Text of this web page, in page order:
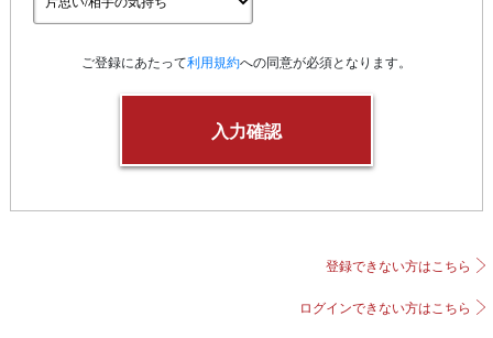
ご登録にあたって利用規約への同意が必須となります。
登録できない方はこちら
ログインできない方はこちら